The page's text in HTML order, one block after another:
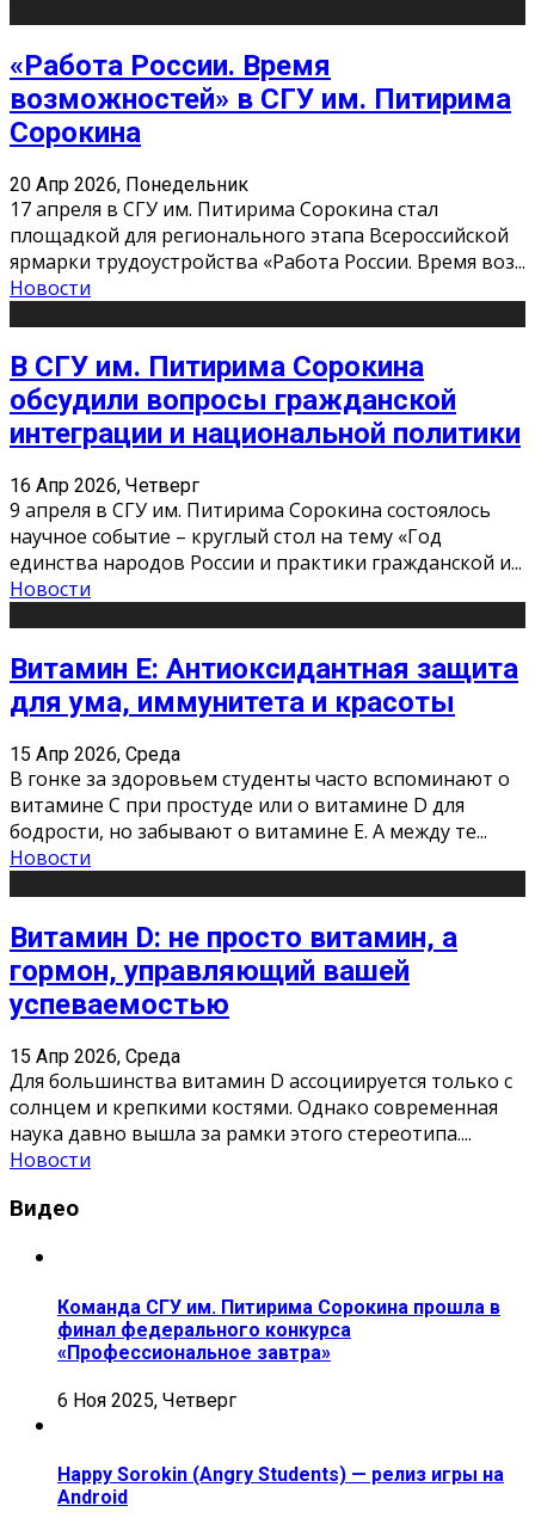
«Работа России. Время
возможностей» в СГУ им. Питирима
Сорокина
20 Апр 2026, Понедельник
17 апреля в СГУ им. Питирима Сорокина стал
площадкой для регионального этапа Всероссийской
ярмарки трудоустройства «Работа России. Время воз...
Новости
В СГУ им. Питирима Сорокина
обсудили вопросы гражданской
интеграции и национальной политики
16 Апр 2026, Четверг
9 апреля в СГУ им. Питирима Сорокина состоялось
научное событие – круглый стол на тему «Год
единства народов России и практики гражданской и...
Новости
Витамин Е: Антиоксидантная защита
для ума, иммунитета и красоты
15 Апр 2026, Среда
В гонке за здоровьем студенты часто вспоминают о
витамине С при простуде или о витамине D для
бодрости, но забывают о витамине Е. А между те...
Новости
Витамин D: не просто витамин, а
гормон, управляющий вашей
успеваемостью
15 Апр 2026, Среда
Для большинства витамин D ассоциируется только с
солнцем и крепкими костями. Однако современная
наука давно вышла за рамки этого стереотипа....
Новости
Видео
Команда СГУ им. Питирима Сорокина прошла в
финал федерального конкурса
«Профессиональное завтра»
6 Ноя 2025, Четверг
Happy Sorokin (Angry Students) — релиз игры на
Android